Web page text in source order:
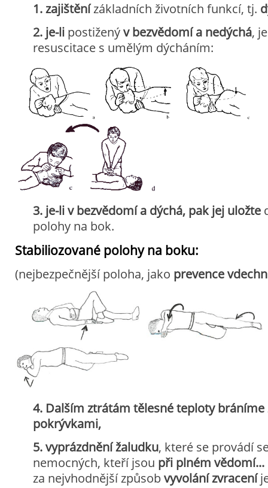
1. zajištěnízákladních životních funkcí, tj.
2. je-lipostiženýv bezvědomí a nedýchá,
resuscitace s umělým dýcháním:
3. je-li v bezvědomí a dýchá, pak jej uložte
polohy na bok.
Stabiliozované polohy na boku:
(nejbezpečnější poloha, jako prevence
4. Dalším ztrátám tělesné teploty
pokrývkami,
5. vyprázdnění žaludku, které se provádí
nemocných, kteří jsou při plném vědomí...
za nejvhodnější způsobvyvolání zvracení